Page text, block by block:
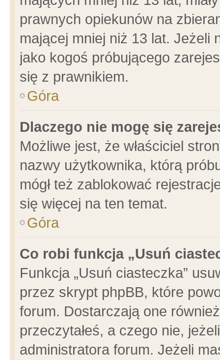
prawnych opiekunów na
mającej mniej niż 13 lat. Jeżeli
jako kogoś próbującego
się z prawnikiem.
Góra
Dlaczego nie mogę się
Możliwe jest, że właściciel
nazwy użytkownika, którą
mógł też zablokować
się więcej na ten temat.
Góra
Co robi funkcja „Usuń
Funkcja „Usuń ciasteczka”
przez skrypt phpBB, które
forum. Dostarczają one
przeczytałeś, a czego nie,
administratora forum. Jeżeli